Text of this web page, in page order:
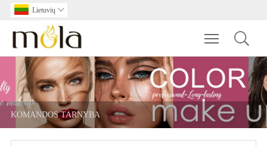
Lietuvių 
Toggle
KOMANDOS TARNYBA